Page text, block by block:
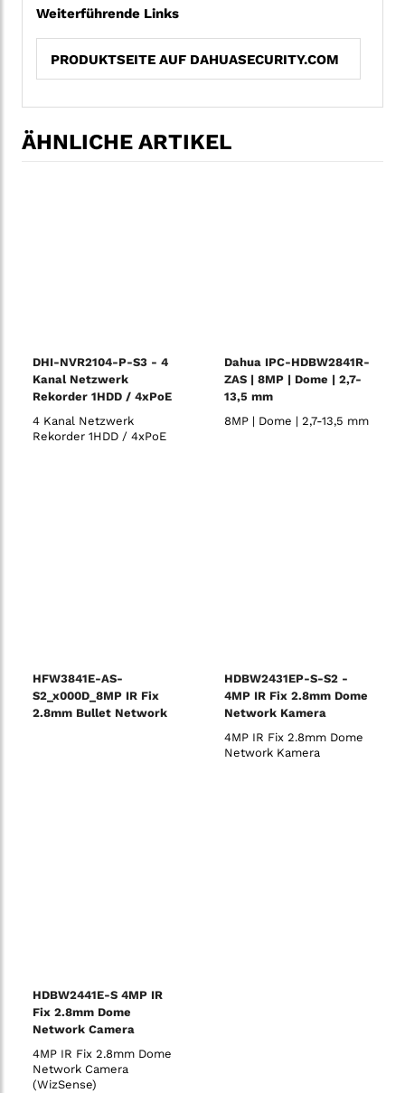
Weiterführende Links
PRODUKTSEITE AUF DAHUASECURITY.COM
ÄHNLICHE ARTIKEL
DHI-NVR2104-P-S3 - 4
Kanal Netzwerk
Rekorder 1HDD / 4xPoE
4 Kanal Netzwerk
Rekorder 1HDD / 4xPoE
Dahua IPC-HDBW2841R-
ZAS | 8MP | Dome | 2,7-
13,5 mm
8MP | Dome | 2,7-13,5 mm
HFW3841E-AS-
S2_x000D_8MP IR Fix
2.8mm Bullet Network
HDBW2431EP-S-S2 -
4MP IR Fix 2.8mm Dome
Network Kamera
4MP IR Fix 2.8mm Dome
Network Kamera
HDBW2441E-S 4MP IR
Fix 2.8mm Dome
Network Camera
(WizSense)
4MP IR Fix 2.8mm Dome
Network Camera
(WizSense)